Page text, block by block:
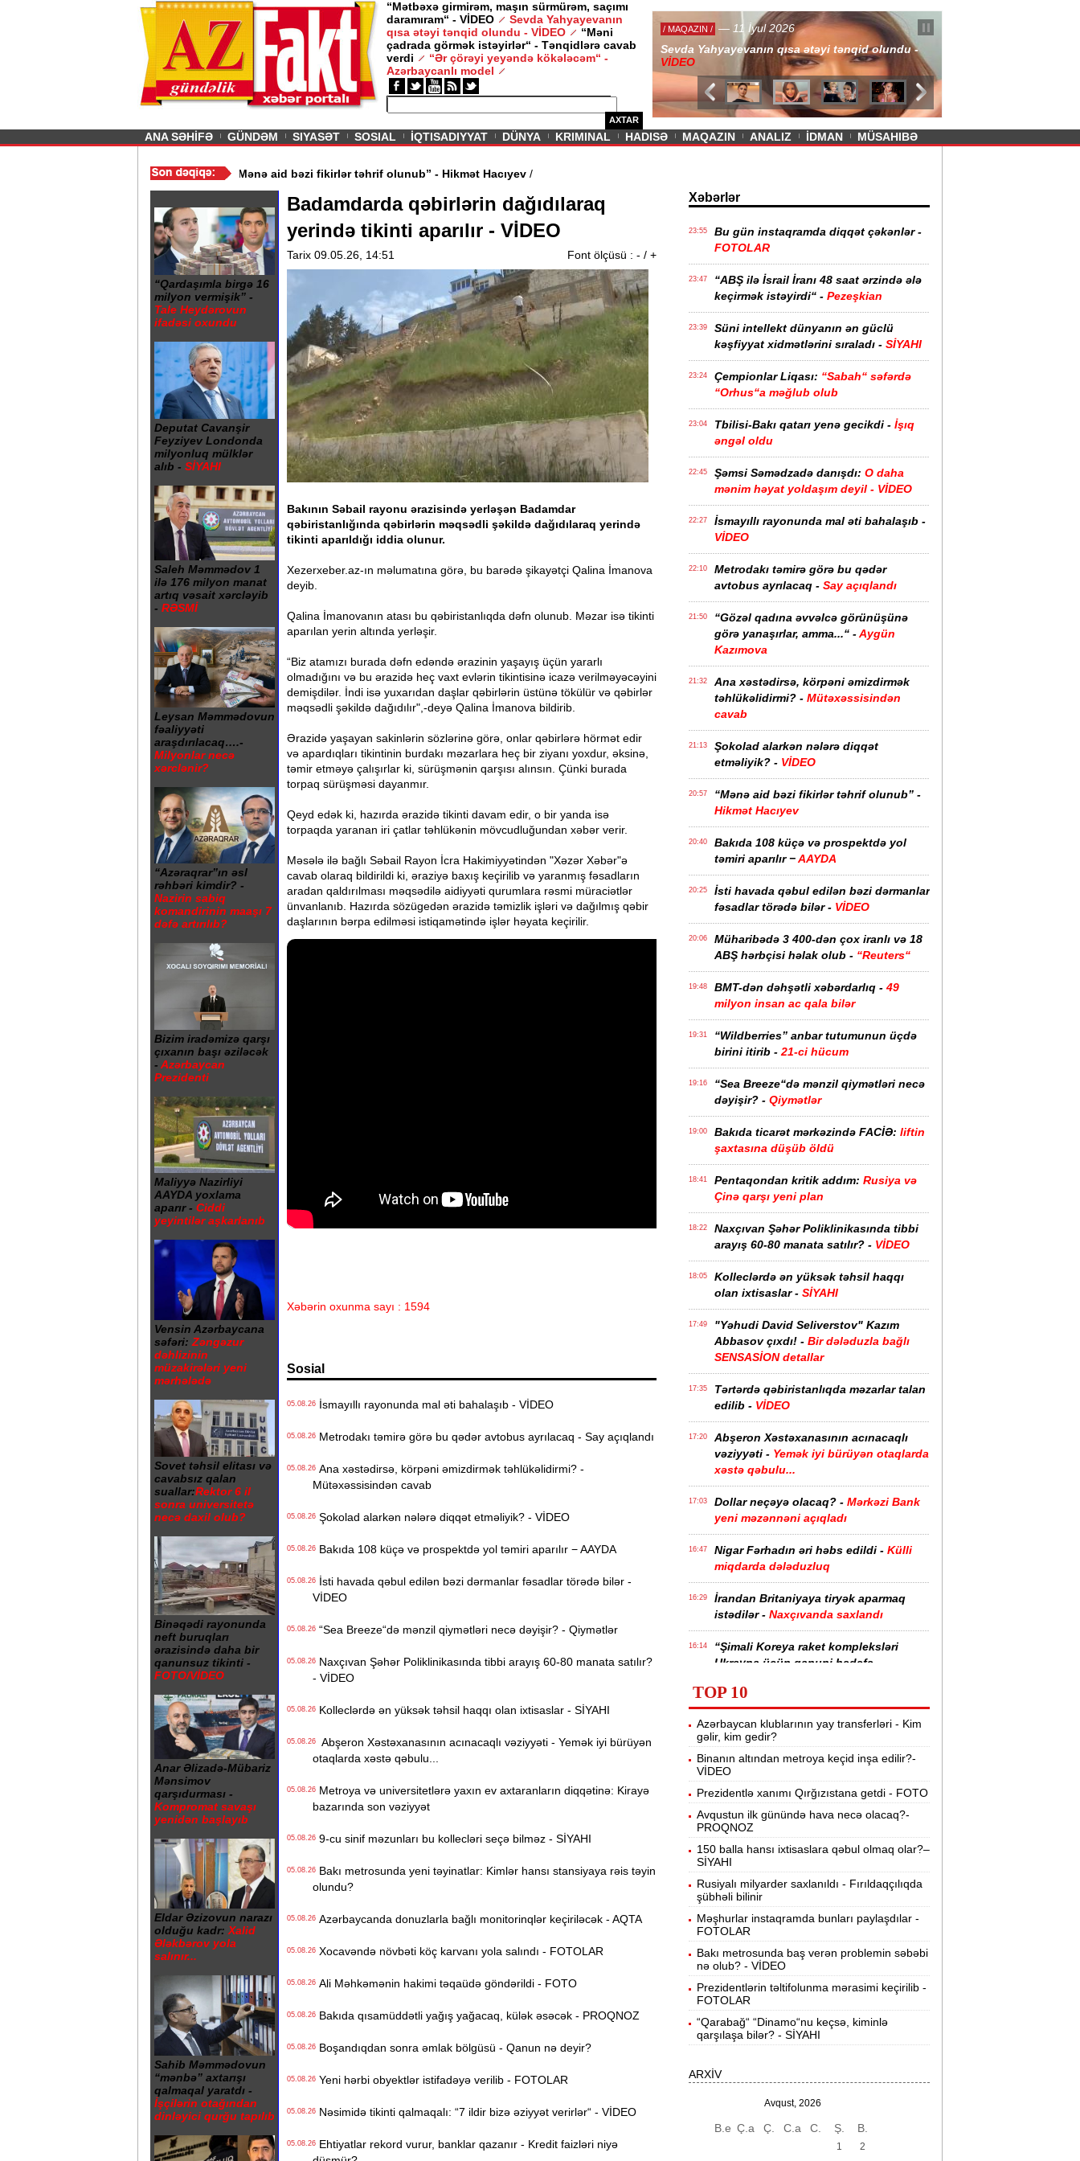
“Mətbəxə girmirəm, maşın sürmürəm, saçımı
daramıram“ - VİDEO
Sevda Yahyayevanın
qısa ətəyi tənqid olundu - VİDEO
“Məni
çadrada görmək istəyirlər“ - Tənqidlərə cavab
verdi
“Ər çörəyi yeyəndə kökələcəm“ -
Azərbaycanlı model
AXTAR
/ MAQAZIN / — 11 İyul 2026
Sevda Yahyayevanın qısa ətəyi tənqid olundu -
VİDEO
Previous
ANA SƏHİFƏ GÜNDƏM SIYASƏT SOSIAL İQTISADIYYAT DÜNYA KRIMINAL HADISƏ MAQAZIN ANALIZ İDMAN MÜSAHIBƏ
Şokolad alarkən nələrə diqqət etməliyik? - VİDEO/“Mənə aid bəzi fikirlər təhrif olunub” - Hikmət Hacıyev
“Qardaşımla birgə 16
milyon vermişik” -
Tale Heydərovun
ifadəsi oxundu
Deputat Cavanşir
Feyziyev Londonda
milyonluq mülklər
alıb - SİYAHI
Saleh Məmmədov 1
ilə 176 milyon manat
artıq vəsait xərcləyib
- RƏSMİ
Leysan Məmmədovun
fəaliyyəti
araşdırılacaq….-
Milyonlar necə
xərclənir?
“Azəraqrar”ın əsl
rəhbəri kimdir? -
Nazirin sabiq
komandirinin maaşı 7
dəfə artırılıb?
Bizim iradəmizə qarşı
çıxanın başı əziləcək
- Azərbaycan
Prezidenti
Maliyyə Nazirliyi
AAYDA yoxlama
aparır - Ciddi
yeyintilər aşkarlanıb
Vensin Azərbaycana
səfəri: Zəngəzur
dəhlizinin
müzakirələri yeni
mərhələdə
Sovet təhsil elitası və
cavabsız qalan
suallar:Rektor 6 il
sonra universitetə
necə daxil olub?
Binəqədi rayonunda
neft buruqları
ərazisində daha bir
qanunsuz tikinti -
FOTO/VİDEO
Anar Əlizadə-Mübariz
Mənsimov
qarşıdurması -
Kompromat savaşı
yenidən başlayıb
Eldar Əzizovun narazı
olduğu kadr: Xalid
Ələkbərov yola
salınır...
Sahib Məmmədovun
“mənbə” axtarışı
qalmaqal yaratdı -
İşçilərin otağından
dinləyici qurğu tapılıb
Badamdarda qəbirlərin dağıdılaraq
yerində tikinti aparılır - VİDEO
Tarix 09.05.26, 14:51 Font ölçüsü : - / +
Bakının Səbail rayonu ərazisində yerləşən Badamdar
qəbiristanlığında qəbirlərin məqsədli şəkildə dağıdılaraq yerində
tikinti aparıldığı iddia olunur.
Xezerxeber.az-ın məlumatına görə, bu barədə şikayətçi Qalina İmanova
deyib.
Qalina İmanovanın atası bu qəbiristanlıqda dəfn olunub. Məzar isə tikinti
aparılan yerin altında yerləşir.
“Biz atamızı burada dəfn edəndə ərazinin yaşayış üçün yararlı
olmadığını və bu ərazidə heç vaxt evlərin tikintisinə icazə verilməyəcəyini
demişdilər. İndi isə yuxarıdan daşlar qəbirlərin üstünə tökülür və qəbirlər
məqsədli şəkildə dağıdılır",-deyə Qalina İmanova bildirib.
Ərazidə yaşayan sakinlərin sözlərinə görə, onlar qəbirlərə hörmət edir
və apardıqları tikintinin burdakı məzarlara heç bir ziyanı yoxdur, əksinə,
təmir etməyə çalışırlar ki, sürüşmənin qarşısı alınsın. Çünki burada
torpaq sürüşməsi dayanmır.
Qeyd edək ki, hazırda ərazidə tikinti davam edir, o bir yanda isə
torpaqda yaranan iri çatlar təhlükənin mövcudluğundan xəbər verir.
Məsələ ilə bağlı Səbail Rayon İcra Hakimiyyətindən "Xəzər Xəbər"ə
cavab olaraq bildirildi ki, əraziyə baxış keçirilib və yaranmış fəsadların
aradan qaldırılması məqsədilə aidiyyəti qurumlara rəsmi müraciətlər
ünvanlanıb. Hazırda sözügedən ərazidə təmizlik işləri və dağılmış qəbir
daşlarının bərpa edilməsi istiqamətində işlər həyata keçirilir.
Xəbərin oxunma sayı : 1594
Sosial
05.08.26İsmayıllı rayonunda mal əti bahalaşıb - VİDEO
05.08.26Metrodakı təmirə görə bu qədər avtobus ayrılacaq - Say açıqlandı
05.08.26Ana xəstədirsə, körpəni əmizdirmək təhlükəlidirmi? -
Mütəxəssisindən cavab
05.08.26Şokolad alarkən nələrə diqqət etməliyik? - VİDEO
05.08.26Bakıda 108 küçə və prospektdə yol təmiri aparılır − AAYDA
05.08.26İsti havada qəbul edilən bəzi dərmanlar fəsadlar törədə bilər -
VİDEO
05.08.26“Sea Breeze“də mənzil qiymətləri necə dəyişir? - Qiymətlər
05.08.26Naxçıvan Şəhər Poliklinikasında tibbi arayış 60-80 manata satılır?
- VİDEO
05.08.26Kolleclərdə ən yüksək təhsil haqqı olan ixtisaslar - SİYAHI
05.08.26Abşeron Xəstəxanasının acınacaqlı vəziyyəti - Yemək iyi bürüyən
otaqlarda xəstə qəbulu...
05.08.26Metroya və universitetlərə yaxın ev axtaranların diqqətinə: Kirayə
bazarında son vəziyyət
05.08.269-cu sinif məzunları bu kollecləri seçə bilməz - SİYAHI
05.08.26Bakı metrosunda yeni təyinatlar: Kimlər hansı stansiyaya rəis təyin
olundu?
05.08.26Azərbaycanda donuzlarla bağlı monitorinqlər keçiriləcək - AQTA
05.08.26Xocavəndə növbəti köç karvanı yola salındı - FOTOLAR
05.08.26Ali Məhkəmənin hakimi təqaüdə göndərildi - FOTO
05.08.26Bakıda qısamüddətli yağış yağacaq, külək əsəcək - PROQNOZ
05.08.26Boşandıqdan sonra əmlak bölgüsü - Qanun nə deyir?
05.08.26Yeni hərbi obyektlər istifadəyə verilib - FOTOLAR
05.08.26Nəsimidə tikinti qalmaqalı: “7 ildir bizə əziyyət verirlər“ - VİDEO
05.08.26Ehtiyatlar rekord vurur, banklar qazanır - Kredit faizləri niyə
Xəbərlər
23:55
Bu gün instaqramda diqqət çəkənlər -
FOTOLAR
23:47
“ABŞ ilə İsrail İranı 48 saat ərzində ələ
keçirmək istəyirdi“ - Pezeşkian
23:39
Süni intellekt dünyanın ən güclü
kəşfiyyat xidmətlərini sıraladı - SİYAHI
23:24 Çempionlar Liqası: “Sabah“ səfərdə
“Orhus“a məğlub olub
23:04 Tbilisi-Bakı qatarı yenə gecikdi - İşıq
əngəl oldu
22:45 Şəmsi Səmədzadə danışdı: O daha
mənim həyat yoldaşım deyil - VİDEO
22:27
İsmayıllı rayonunda mal əti bahalaşıb -
VİDEO
22:10
Metrodakı təmirə görə bu qədər
avtobus ayrılacaq - Say açıqlandı
21:50
“Gözəl qadına əvvəlcə görünüşünə
görə yanaşırlar, amma...“ -Aygün
Kazımova
21:32
Ana xəstədirsə, körpəni əmizdirmək
təhlükəlidirmi? - Mütəxəssisindən
cavab
21:13
Şokolad alarkən nələrə diqqət
etməliyik? - VİDEO
20:57
“Mənə aid bəzi fikirlər təhrif olunub” -
Hikmət Hacıyev
20:40
Bakıda 108 küçə və prospektdə yol
təmiri aparılır −AAYDA
20:25
İsti havada qəbul edilən bəzi dərmanlar
fəsadlar törədə bilər - VİDEO
20:06
Müharibədə 3 400-dən çox iranlı və 18
ABŞ hərbçisi həlak olub - “Reuters“
19:48 BMT-dən dəhşətli xəbərdarlıq - 49
milyon insan ac qala bilər
19:31
“Wildberries” anbar tutumunun üçdə
birini itirib - 21-ci hücum
19:16
“Sea Breeze“də mənzil qiymətləri necə
dəyişir? - Qiymətlər
19:00 Bakıda ticarət mərkəzində FACİƏ: liftin
şaxtasına düşüb öldü
18:41 Pentaqondan kritik addım: Rusiya və
Çinə qarşı yeni plan
18:22
Naxçıvan Şəhər Poliklinikasında tibbi
arayış 60-80 manata satılır? - VİDEO
18:05
Kolleclərdə ən yüksək təhsil haqqı
olan ixtisaslar - SİYAHI
17:49
"Yəhudi David Seliverstov" Kazım
Abbasov çıxdı! - Bir dələduzla bağlı
SENSASİON detallar
17:35
Tərtərdə qəbiristanlıqda məzarlar talan
edilib - VİDEO
17:20
Abşeron Xəstəxanasının acınacaqlı
vəziyyəti - Yemək iyi bürüyən otaqlarda
xəstə qəbulu...
17:03 Dollar neçəyə olacaq? - Mərkəzi Bank
yeni məzənnəni açıqladı
16:47 Nigar Fərhadın əri həbs edildi - Külli
miqdarda dələduzluq
16:29
İrandan Britaniyaya tiryək aparmaq
istədilər - Naxçıvanda saxlandı
16:14
“Şimali Koreya raket kompleksləri
Ukrayna üçün qanuni hədəfə
16:00
Metroya və universitetlərə yaxın ev
axtaranların diqqətinə:Kirayə
bazarında son vəziyyət
15:44
Keçmiş Rusiya və Avropa rəsmiləri
Ukrayna ilə bağlı gizli görüş keçirib -
Bloomberg
15:27
Bakıdan “İsrail bazası“ iddialarına sərt
cavab:“Addım-addım gəzək, İsrailə aid
nəsə varmı?“
15:12
Son 200 ildə dünya iqtisadiyyatının
liderləri kimlər olub? -Siyahı
14:58 Türkiyə ordusunda bir ilk:Polkovnik
Özlem Karapınar general oldu
14:42
Mərkəzi Bank yoxlama apardı:
“Manato“ 50, rəhbəri 10 min manat
cərimələndi
bilməz -SİYAHI
Kimlər hansı stansiyaya rəis təyin
TOP 10
Azərbaycan klublarının yay transferləri - Kim
gəlir, kim gedir?
Binanın altından metroya keçid inşa edilir?-
VİDEO
Prezidentlə xanımı Qırğızıstana getdi - FOTO
Avqustun ilk günündə hava necə olacaq?-
PROQNOZ
150 balla hansı ixtisaslara qəbul olmaq olar?–
SİYAHI
Rusiyalı milyarder saxlanıldı - Fırıldaqçılıqda
şübhəli bilinir
Məşhurlar instaqramda bunları paylaşdılar -
FOTOLAR
Bakı metrosunda baş verən problemin səbəbi
nə olub? - VİDEO
Prezidentlərin təltifolunma mərasimi keçirilib -
FOTOLAR
“Qarabağ“ “Dinamo“nu keçsə, kiminlə
qarşılaşa bilər? - SİYAHI
ARXİV
Avqust, 2026
B.e Ç.a Ç. C.a C. Ş. B.
1 2